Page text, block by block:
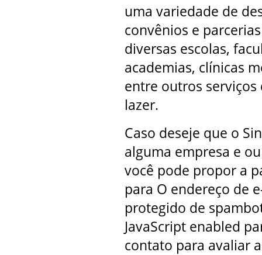
uma variedade de
convênios e
diversas escolas,
academias, clínicas
entre outros serviços
lazer.
Caso deseje que o
alguma empresa e
você pode propor a
para O endereço de
protegido de
JavaScript enabled
contato para avaliar